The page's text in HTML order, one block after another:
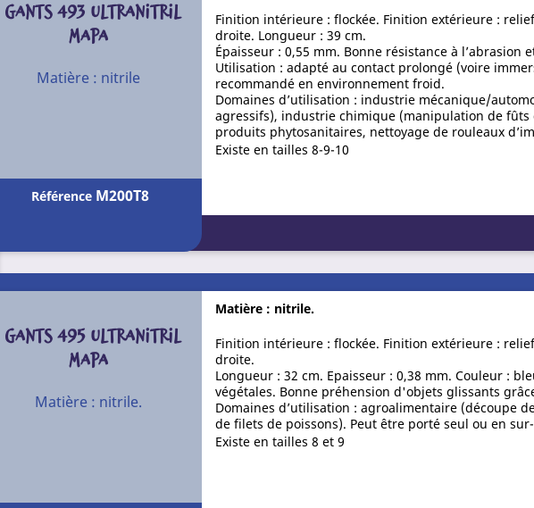
Finition intérieure : flockée. Finition extérieure :
droite. Longueur : 39 cm.
Épaisseur : 0,55 mm. Bonne résistance à
Utilisation : adapté au contact prolongé (voire
recommandé en environnement froid.
Domaines d’utilisation : industrie mécanique/
agressifs), industrie chimique (manipulation de
produits phytosanitaires, nettoyage de rouleaux
Existe en tailles 8-9-10
GANTS 493 ULTRANITRIL
MAPA
Matière : nitrile
Référence M200T8
Matière : nitrile.
Finition intérieure : flockée. Finition extérieure :
droite.
Longueur : 32 cm. Epaisseur : 0,38 mm. Couleur :
végétales. Bonne préhension d'objets glissants
Domaines d’utilisation : agroalimentaire (découpe
de filets de poissons). Peut être porté seul ou en
Existe en tailles 8 et 9
GANTS 495 ULTRANITRIL
MAPA
Matière : nitrile.